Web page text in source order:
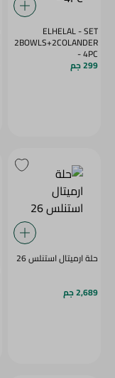
ELHELAL - SET
2BOWLS+2COLANDER
- 4PC
299 جم
حلة ارميتال استنلس 26
2,689 جم